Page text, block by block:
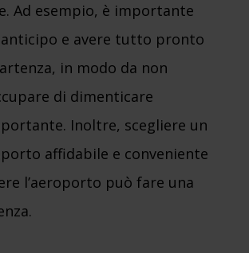
Ad esempio, è importante
e avere tutto pronto
in modo da non
di dimenticare
Inoltre, scegliere un
affidabile e conveniente
l’aeroporto può fare una